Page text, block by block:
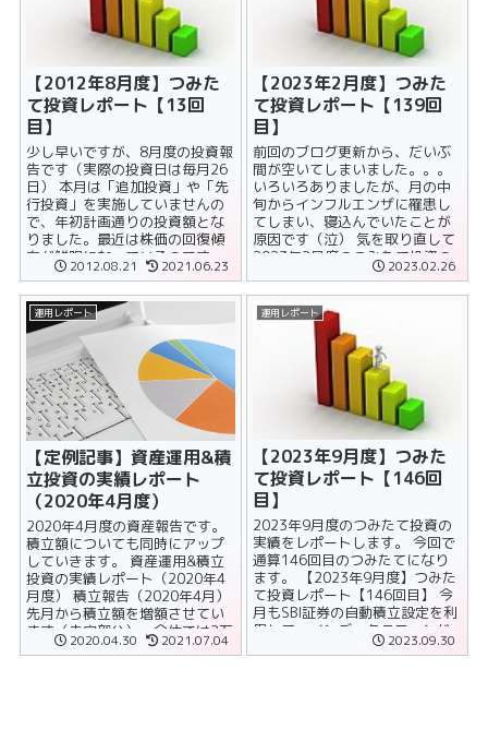
【2012年8月度】つみた
て投資レポート【13回
目】
少し早いですが、8月度の投資報
告です（実際の投資日は毎月26
日） 本月は「追加投資」や「先
行投資」を実施していませんの
で、年初計画通りの投資額とな
りました。最近は株価の回復傾
向が鮮明になっているのです
が、値ごろ感がなくなってきて
いるので、......
2012.08.21 2021.06.23
【2023年2月度】つみた
て投資レポート【139回
目】
前回のブログ更新から、だいぶ
間が空いてしまいました。。。
いろいろありましたが、月の中
旬からインフルエンザに罹患し
てしまい、寝込んでいたことが
原因です（泣） 気を取り直して
2023年2月度のつみたて投資の
実績をレポートします。 通算
139......
2023.02.26
運用レポート
【定例記事】資産運用&積
立投資の実績レポート
（2020年4月度）
2020年4月度の資産報告です。
積立額についても同時にアップ
していきます。 資産運用&積立
投資の実績レポート（2020年4
月度） 積立報告（2020年4月）
先月から積立額を増額させてい
ます（赤字部分）。全体では2万
円増の......2020.04.30 2021.07.04
運用レポート
【2023年9月度】つみた
て投資レポート【146回
目】
2023年9月度のつみたて投資の
実績をレポートします。 今回で
通算146回目のつみたてになり
ます。 【2023年9月度】つみた
て投資レポート【146回目】 今
月もSBI証券の自動積立設定を利
用して、インデックスファンド
の買い付けを行い......2023.09.30